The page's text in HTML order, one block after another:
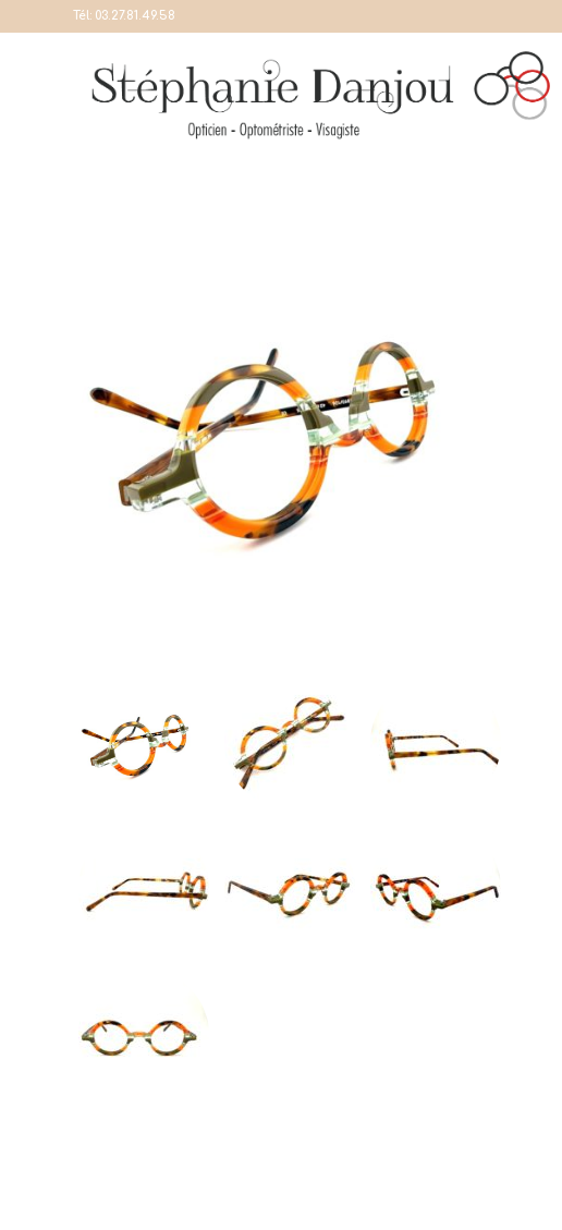
Tél: 03.27.81.49.58